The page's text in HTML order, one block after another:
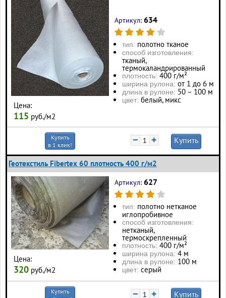
Цена:
115 руб./м2
Артикул: 634
тип: полотно тканое
способ изготовления:
тканый,
термокаландрированный
плотность: 400 г/м²
ширина рулона: от 1 до 6 м
длина в рулоне: 50 – 100 м
цвет: белый, микс
Купить
в 1 клик!
− + Купить
Геотекстиль Fibertex 60 плотность 400 г/м2
Цена:
320 руб./м2
Артикул: 627
тип: полотно нетканое
иглопробивное
способ изготовления:
нетканый,
термоскрепленный
плотность: 400 г/м²
ширина рулона: 4 м
длина в рулоне: 100 м
цвет: серый
Купить
− + Купить